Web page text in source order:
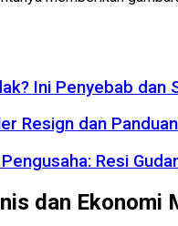
Ini Penyebab dan
Resign dan
Resi
dan Ekonomi